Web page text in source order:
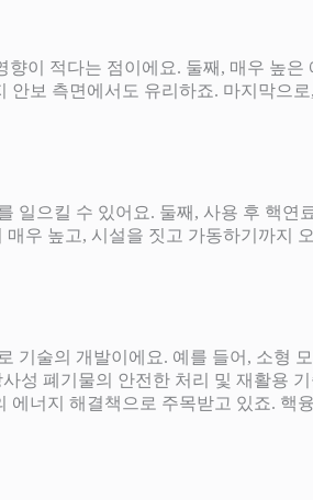
이 적다는 점이에요. 둘째, 매우 높은
보 측면에서도 유리하죠. 마지막으
일으킬 수 있어요. 둘째, 사용 후 핵연
우 높고, 시설을 짓고 가동하기까지
기술의 개발이에요. 예를 들어, 소형
성 폐기물의 안전한 처리 및 재활용
너지 해결책으로 주목받고 있죠. 핵